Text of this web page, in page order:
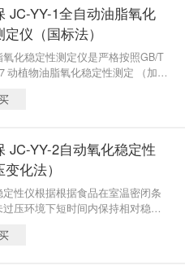
仪器结构简单直观，价格便宜。
JC-YY-1全自动油脂氧化
仪（国标法）
化稳定性测定仪是严格按照GB/T
动植物油脂氧化稳定性测定 （加速
结果，自动打印。
JC-YY-2自动氧化稳定性
化法）
定性仪根据根据食品在室温密闭条
压环境下短时间内保持相对稳
弱。本产品符合ISO 6886:2004